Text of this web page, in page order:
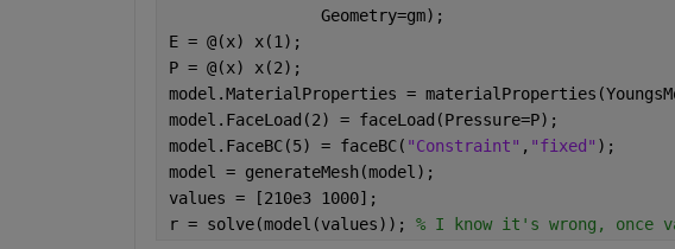
                Geometry=gm);
E = @(x) x(1);
P = @(x) x(2);
model.MaterialProperties =
model.FaceLoad(2) = faceLoad(Pressure=P);
model.FaceBC(5) = faceBC( "Constraint" , "fixed" );
model = generateMesh(model);
values = [210e3 1000];
r = solve(model(values)); % I know it's wrong, once